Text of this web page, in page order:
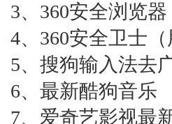
3、360安全浏览器
4、360安全卫士
5、搜狗输入法去
6、最新酷狗音乐
7、爱奇艺影视最